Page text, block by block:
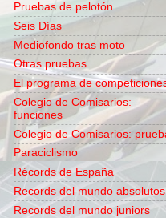
Pruebas de pelotón
Seis Días
Mediofondo tras moto
Otras pruebas
El programa de
Colegio de Comisarios:
funciones
Colegio de Comisarios:
Paraciclismo
Récords de España
Records del mundo absolutos
Records del mundo juniors